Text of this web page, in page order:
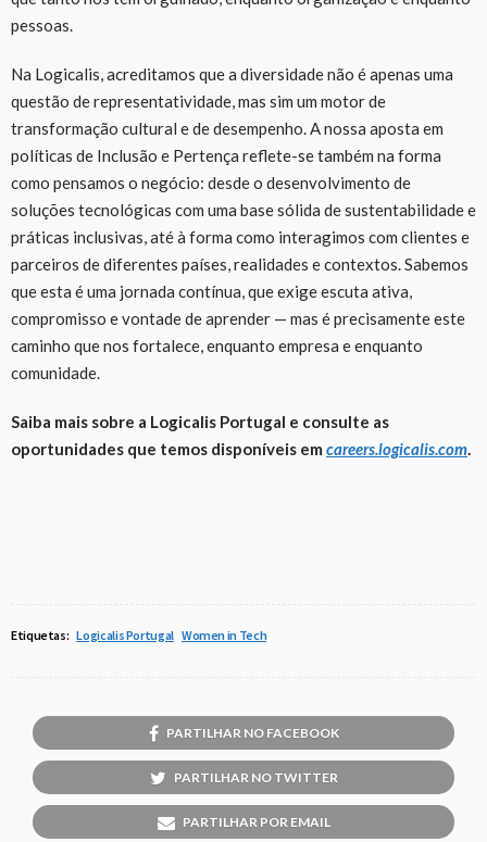
pessoas.
Na Logicalis, acreditamos que a diversidade não é apenas uma
questão de representatividade, mas sim um motor de
transformação cultural e de desempenho. A nossa aposta em
políticas de Inclusão e Pertença reflete-se também na forma
como pensamos o negócio: desde o desenvolvimento de
soluções tecnológicas com uma base sólida de sustentabilidade e
práticas inclusivas, até à forma como interagimos com clientes e
parceiros de diferentes países, realidades e contextos. Sabemos
que esta é uma jornada contínua, que exige escuta ativa,
compromisso e vontade de aprender — mas é precisamente este
caminho que nos fortalece, enquanto empresa e enquanto
comunidade.
Saiba mais sobre a Logicalis Portugal e consulte as
oportunidades que temos disponíveis em careers.logicalis.com.
Etiquetas: Logicalis Portugal Women in Tech
PARTILHAR NO FACEBOOK
PARTILHAR NO TWITTER
PARTILHAR POR EMAIL